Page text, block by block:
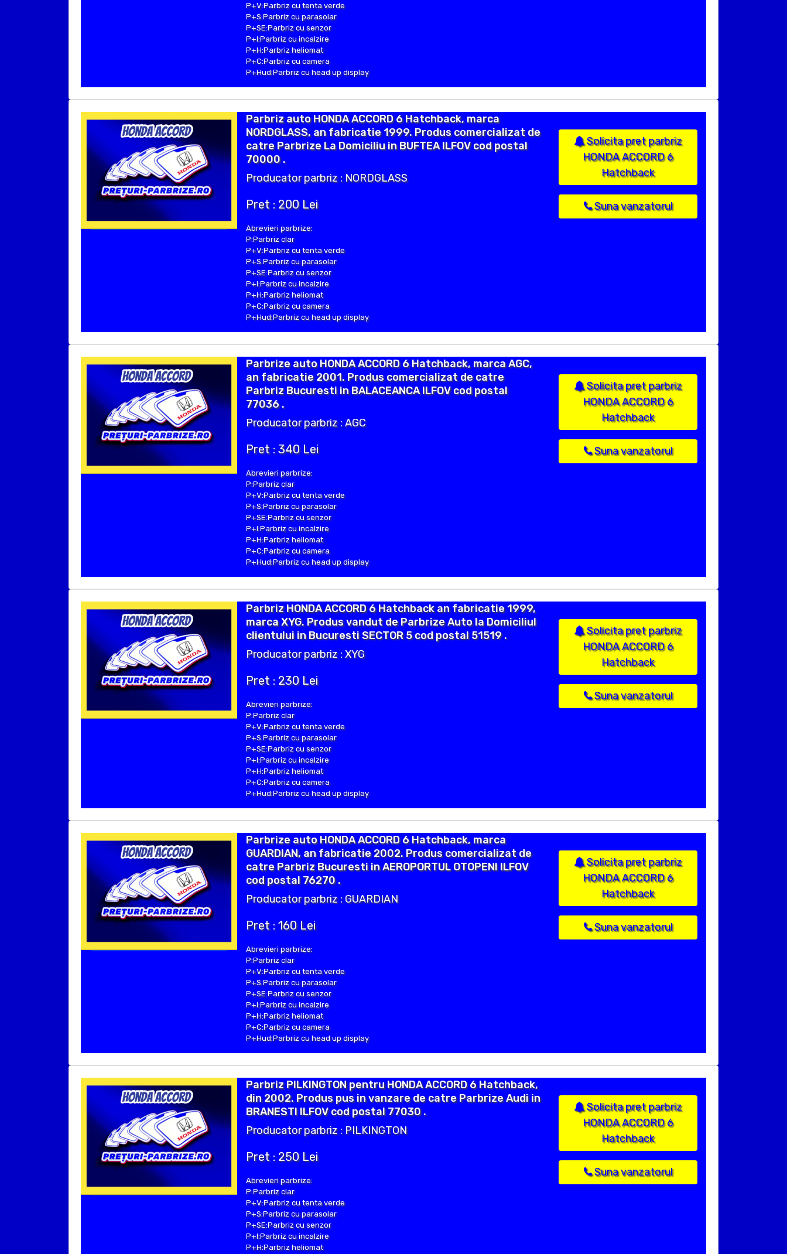
P+V:Parbriz cu tenta verde
P+S:Parbriz cu parasolar
P+SE:Parbriz cu senzor
P+I:Parbriz cu incalzire
P+H:Parbriz heliomat
P+C:Parbriz cu camera
P+Hud:Parbriz cu head up display
Parbriz auto HONDA ACCORD 6 Hatchback, marca
NORDGLASS, an fabricatie 1999. Produs comercializat de
catre Parbrize La Domiciliu in BUFTEA ILFOV cod postal
70000 .
Producator parbriz : NORDGLASS
Pret : 200 Lei
Abrevieri parbrize:
P:Parbriz clar
P+V:Parbriz cu tenta verde
P+S:Parbriz cu parasolar
P+SE:Parbriz cu senzor
P+I:Parbriz cu incalzire
P+H:Parbriz heliomat
P+C:Parbriz cu camera
P+Hud:Parbriz cu head up display
Solicita pret parbriz
HONDA ACCORD 6
Hatchback
Suna vanzatorul
Parbrize auto HONDA ACCORD 6 Hatchback, marca AGC,
an fabricatie 2001. Produs comercializat de catre
Parbriz Bucuresti in BALACEANCA ILFOV cod postal
77036 .
Producator parbriz : AGC
Pret : 340 Lei
Abrevieri parbrize:
P:Parbriz clar
P+V:Parbriz cu tenta verde
P+S:Parbriz cu parasolar
P+SE:Parbriz cu senzor
P+I:Parbriz cu incalzire
P+H:Parbriz heliomat
P+C:Parbriz cu camera
P+Hud:Parbriz cu head up display
Solicita pret parbriz
HONDA ACCORD 6
Hatchback
Suna vanzatorul
Parbriz HONDA ACCORD 6 Hatchback an fabricatie 1999,
marca XYG. Produs vandut de Parbrize Auto la Domiciliul
clientului in Bucuresti SECTOR 5 cod postal 51519 .
Producator parbriz : XYG
Pret : 230 Lei
Abrevieri parbrize:
P:Parbriz clar
P+V:Parbriz cu tenta verde
P+S:Parbriz cu parasolar
P+SE:Parbriz cu senzor
P+I:Parbriz cu incalzire
P+H:Parbriz heliomat
P+C:Parbriz cu camera
P+Hud:Parbriz cu head up display
Solicita pret parbriz
HONDA ACCORD 6
Hatchback
Suna vanzatorul
Parbrize auto HONDA ACCORD 6 Hatchback, marca
GUARDIAN, an fabricatie 2002. Produs comercializat de
catre Parbriz Bucuresti in AEROPORTUL OTOPENI ILFOV
cod postal 76270 .
Producator parbriz : GUARDIAN
Pret : 160 Lei
Abrevieri parbrize:
P:Parbriz clar
P+V:Parbriz cu tenta verde
P+S:Parbriz cu parasolar
P+SE:Parbriz cu senzor
P+I:Parbriz cu incalzire
P+H:Parbriz heliomat
P+C:Parbriz cu camera
P+Hud:Parbriz cu head up display
Solicita pret parbriz
HONDA ACCORD 6
Hatchback
Suna vanzatorul
Parbriz PILKINGTON pentru HONDA ACCORD 6 Hatchback,
din 2002. Produs pus in vanzare de catre Parbrize Audi in
BRANESTI ILFOV cod postal 77030 .
Producator parbriz : PILKINGTON
Pret : 250 Lei
Abrevieri parbrize:
P:Parbriz clar
P+V:Parbriz cu tenta verde
P+S:Parbriz cu parasolar
P+SE:Parbriz cu senzor
P+I:Parbriz cu incalzire
P+H:Parbriz heliomat
Solicita pret parbriz
HONDA ACCORD 6
Hatchback
Suna vanzatorul